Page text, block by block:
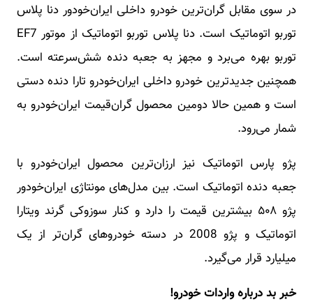
در سوی مقابل گران‌ترین خودرو داخلی ایران‌خودور دنا پلاس
توربو اتوماتیک است. دنا پلاس توربو اتوماتیک از موتور EF7
توربو بهره می‌برد و مجهز به جعبه دنده شش‌سرعته است.
همچنین جدیدترین خودرو داخلی ایران‌خودرو تارا دنده دستی
است و همین حالا دومین محصول گران‌قیمت ایران‌خودرو به
شمار می‌رود.
پژو پارس اتوماتیک نیز ارزان‌ترین محصول ایران‌خودرو با
جعبه دنده اتوماتیک است. بین مدل‌های مونتاژی ایران‌خودور
پژو ۵۰۸ بیشترین قیمت را دارد و کنار سوزوکی گرند ویتارا
اتوماتیک و پژو 2008 در دسته خودرو‌های گران‌تر از یک
میلیارد قرار می‌گیرد.
خبر بد درباره واردات خودرو!